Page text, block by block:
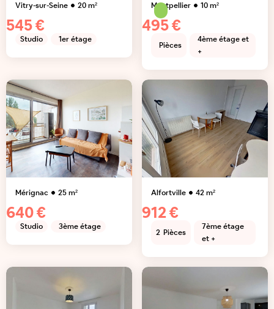
Vitry-sur-Seine 20m²
545 €
Studio 1er étage
Montpellier 10m²
495 €
Pièces
4ème étage et
+
Mérignac 25m²
640 €
Studio 3ème étage
Alfortville 42m²
912 €
2 Pièces
7ème étage
et +